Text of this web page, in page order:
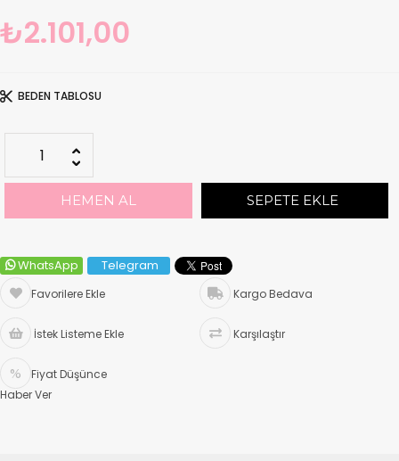
₺2.101,00
BEDEN TABLOSU
WhatsApp Telegram
Favorilere Ekle Kargo Bedava
İstek Listeme Ekle Karşılaştır
Fiyat Düşünce
Haber Ver